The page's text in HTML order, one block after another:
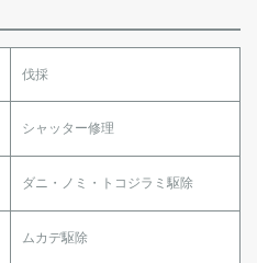
伐採
シャッター修理
ダニ・ノミ・トコジラミ駆除
ムカデ駆除